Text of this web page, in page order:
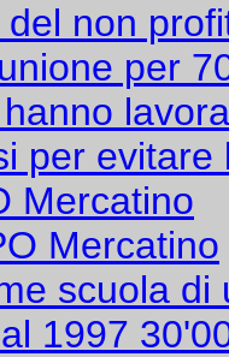
non
per
per evitare
Mercatino
Mercatino
scuola di
1997